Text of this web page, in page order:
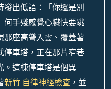
發出低語：「你還是別
何手殘感覺心臟快要跳
那座高聳入雲、覆蓋著
停車塔，正在那片窄巷
。這棟停車塔是個異
新竹 自律神經檢查 ，並